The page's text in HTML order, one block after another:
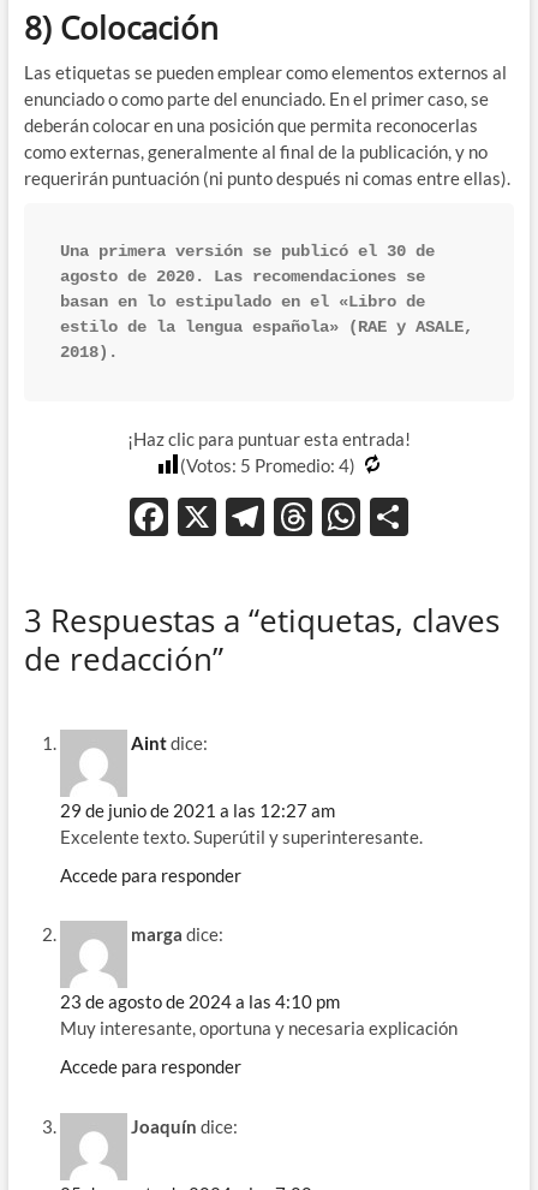
8) Colocación
Las etiquetas se pueden emplear como elementos externos al
enunciado o como parte del enunciado. En el primer caso, se
deberán colocar en una posición que permita reconocerlas
como externas, generalmente al final de la publicación, y no
requerirán puntuación (ni punto después ni comas entre ellas).
Una primera versión se publicó el 30 de
agosto de 2020. Las recomendaciones se
basan en lo estipulado en el «Libro de
estilo de la lengua española» (RAE y ASALE,
2018).
¡Haz clic para puntuar esta entrada!
(Votos: 5 Promedio: 4)
F
b
o
k
X T
gr
T
a
W
s
p
3 Respuestas a “etiquetas, claves
de redacción”
Aintdice:
29 de junio de 2021 a las 12:27 am
Excelente texto. Superútil y superinteresante.
Accede para responder
marga dice:
23 de agosto de 2024 a las 4:10 pm
Muy interesante, oportuna y necesaria explicación
Accede para responder
Joaquín dice: